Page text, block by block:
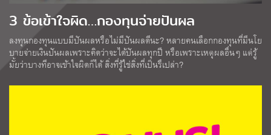
3 ข้อเข้าใจผิด…กองทุนจ่ายปันผล
ลงทุนกองทุนแบบมีปันผลหรือไม่มีปันผลดีนะ? หลายคนเลือกกองทุนที่มีนโย
บายจ่ายเงินปันผลเพราะคิดว่าจะได้ปันผลทุกปี หรือเพราะเหตุผลอื่นๆ แต่รู้
มั้ยว่าบางทีอาจเข้าใจผิดก็ได้ สิ่งที่รู้ใช่สิ่งที่เป็นรึเปล่า?